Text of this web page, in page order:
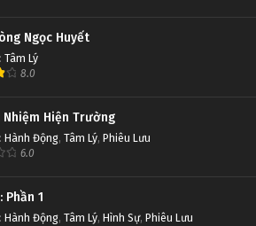
Ngọc Huyết
: Tâm Lý
8.0
Hiện Trường
: Hành Động, Tâm Lý, Phiêu Lưu
6.0
Phần 1
: Hành Động, Tâm Lý, Hình Sự, Phiêu Lưu